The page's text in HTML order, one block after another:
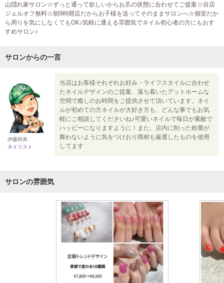
山隠れ家サロン☆ずっと通って欲しいからお爪の状態に合わせてご提案☆自店
ジェルオフ無料☆朝9時開店だからお子様を送ってそのままサロンへ☆個室だか
ら周りを気にしなくてもOK♪気軽に通える雰囲気でネイル初心者の方にもおす
すめサロン♪
サロンからの一言
伊藤和美
ネイリスト
当店はお客様それぞれお好み・ライフスタイルに合わせ
たネイルデザインのご提案、落ち着いたアットホームな
空間で癒しのお時間をご提供させて頂いています。ネイ
ルが初めての方ネイルが大好き方も、どんな事でもお気
軽にご相談してくださいね♪可愛いネイルで毎日が素敵で
ハッピーになりますように！また、店内に削った粉塵が
舞わないように気をつけおり商材も厳選したものを使用
してます
サロンの雰囲気